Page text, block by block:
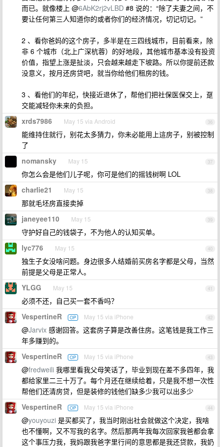
而已。就像楼上 @6AbK2rj2vLBD #8 说的：“除了夫妻之间，不
要让任何第三人知道你的或者你们的经济情况，切记切记。”
2 、看你爸妈的这个房子，多半是在三四线城市，目前看来，除
非 6 个城市（北上广深杭蓉）的好地段，其他城市基本没有投资
价值，指望上涨是扯淡，只会越来越走下坡路。所以你提前还款
没意义，按月还房贷吧，就当你给他们租房的钱。
3 、看他们的年纪，快接近退休了，帮他们把社保医保交上，趸
交能减轻你未来的负担。
36
xrds7986 May 15 via Android
能维持住就行，别花太多猜力，你未必能用上這房子，别被控制
了
37
nomansky May 15
你怎么会是他们儿子呢，你可是他们的摇钱树啊 LOL
38
charlie21 May 15
那就毛坯房直接卖掉
39
janeyee110 May 15
守护好自己的钱袋子，不为他人的认知买单。
40
lyc776 May 15
独生子女没啥问题。身边很多人结婚前买房名字都是父母，当然
前提是父母是正常人。
41
YLGG May 15
必须不还，自己买一套不香吗？
42
VespertineR OP May 15 via iPhone
@Jarvix 感谢回答。这套房子算是改善住房。这笔钱是我工作三
年多赚到的。
43
VespertineR OP May 15 via iPhone
@fredweili 我哪里看我父母笑话了，毕业到现在差不多四年，我
都给家里二三十万了。每个月还在继续给着，只是我不想一次性
帮他们还清房贷，但是装修的钱他们缺多少我可以出多少
44
VespertineR OP May 15 via iPhone
@youyouzi 是买都买了，我当时刚出社会就做这个决定，我啥
也不懂啊，又不写我的名字。然后那两年我每次回家我爸都会拿
这个事压力我，我妈跟我爸字里行间的意思都是我还贷款，我奶